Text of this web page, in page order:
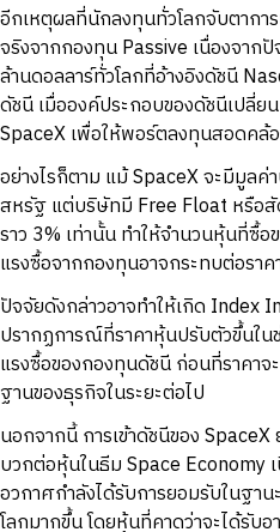
อีกเหตุผลที่นักลงทุนทั่วโลกจับตากา
จริงจากกองทุน Passive เนื่องจา
ล้านดอลลาร์ทั่วโลกที่อ้างอิงดัชนี
ดัชนี เมื่อองค์ประกอบของดัชนีเปลี่
SpaceX เพื่อให้พอร์ตลงทุนสอดคล้
อย่างไรก็ตาม แม้ SpaceX จะมีมูล
สหรัฐ แต่บริษัทมี Free Float หรือ
ราว 3% เท่านั้น ทำให้จำนวนหุ้นที่ซื้
แรงซื้อจากกองทุนอาจกระทบต่อรา
ปัจจัยดังกล่าวอาจทำให้เกิด Index
ปรากฏการณ์ที่ราคาหุ้นปรับตัวขึ้นใน
แรงซื้อของกองทุนดัชนี ก่อนที่ราคา
ฐานของธุรกิจในระยะต่อไป
นอกจากนี้ การเข้าดัชนีของ
บวกต่อหุ้นในธีม Space Economy
อวกาศกำลังได้รับการยอมรับในฐา
โลกมากขึ้น โดยหุ้นที่คาดว่าจะได้รับ